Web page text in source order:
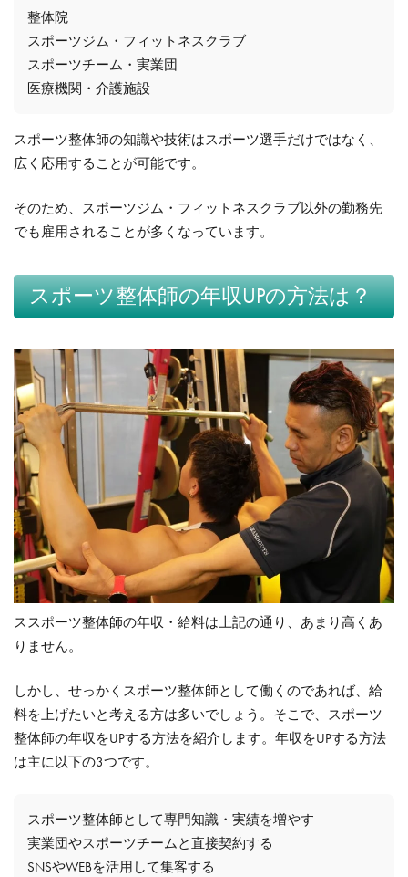
整体院
スポーツジム・フィットネスクラブ
スポーツチーム・実業団
医療機関・介護施設
スポーツ整体師の知識や技術はスポーツ選手だけではなく、
広く応用することが可能です。
そのため、スポーツジム・フィットネスクラブ以外の勤務先
でも雇用されることが多くなっています。
スポーツ整体師の年収UPの方法は？
ススポーツ整体師の年収・給料は上記の通り、あまり高くあ
りません。
しかし、せっかくスポーツ整体師として働くのであれば、給
料を上げたいと考える方は多いでしょう。そこで、スポーツ
整体師の年収をUPする方法を紹介します。年収をUPする方法
は主に以下の3つです。
スポーツ整体師として専門知識・実績を増やす
実業団やスポーツチームと直接契約する
SNSやWEBを活用して集客する